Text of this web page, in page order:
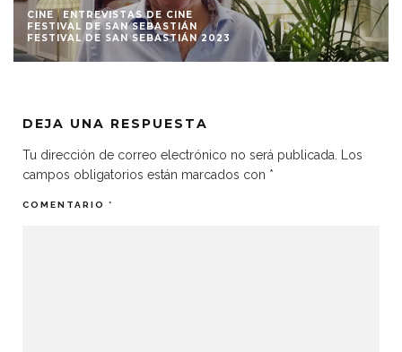
CINE
ENTREVISTAS DE CINE
FESTIVAL DE SAN SEBASTIÁN
FESTIVAL DE SAN SEBASTIÁN 2023
DEJA UNA RESPUESTA
Tu dirección de correo electrónico no será publicada. Los
campos obligatorios están marcados con *
COMENTARIO *